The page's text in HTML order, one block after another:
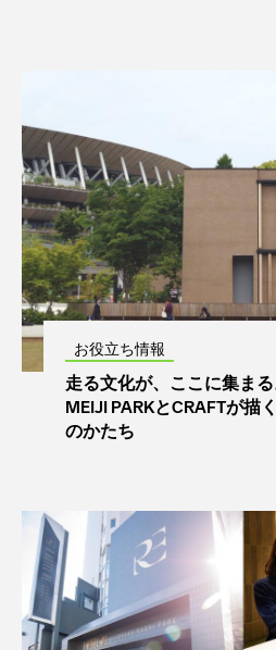
お役立ち情報
走る文化が、ここに集まる
MEIJI PARKとCRAFTが描
のかたち